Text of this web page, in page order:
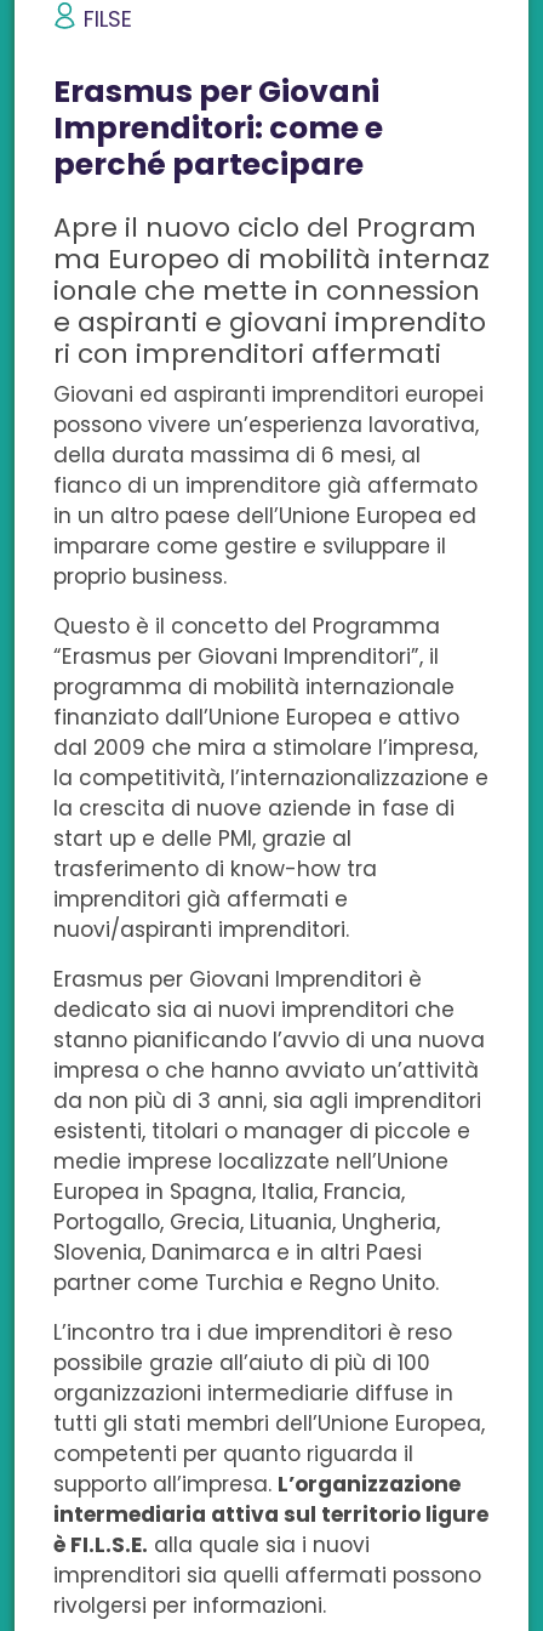
d
i
u
F
a
c
e
b
o
o
k
d
i
u
L
i
n
k
e
d
i
n
d
i
u
T
w
i
t
t
e
d
i
u
W
h
a
t
s
a
p
d
i
o
n
e
m
a
i
l
FILSE
Erasmus per Giovani
Imprenditori: come e
perché partecipare
Apre il nuovo ciclo del Program
ma Europeo di mobilità internaz
ionale che mette in connession
e aspiranti e giovani imprendito
ri con imprenditori affermati
Giovani ed aspiranti imprenditori europei
possono vivere un’esperienza lavorativa,
della durata massima di 6 mesi, al
fianco di un imprenditore già affermato
in un altro paese dell’Unione Europea ed
imparare come gestire e sviluppare il
proprio business.
Questo è il concetto del Programma
“Erasmus per Giovani Imprenditori”, il
programma di mobilità internazionale
finanziato dall’Unione Europea e attivo
dal 2009 che mira a stimolare l’impresa,
la competitività, l’internazionalizzazione e
la crescita di nuove aziende in fase di
start up e delle PMI, grazie al
trasferimento di know-how tra
imprenditori già affermati e
nuovi/aspiranti imprenditori.
Erasmus per Giovani Imprenditori è
dedicato sia ai nuovi imprenditori che
stanno pianificando l’avvio di una nuova
impresa o che hanno avviato un’attività
da non più di 3 anni, sia agli imprenditori
esistenti, titolari o manager di piccole e
medie imprese localizzate nell’Unione
Europea in Spagna, Italia, Francia,
Portogallo, Grecia, Lituania, Ungheria,
Slovenia, Danimarca e in altri Paesi
partner come Turchia e Regno Unito.
L’incontro tra i due imprenditori è reso
possibile grazie all’aiuto di più di 100
organizzazioni intermediarie diffuse in
tutti gli stati membri dell’Unione Europea,
competenti per quanto riguarda il
supporto all’impresa. L’organizzazione
intermediaria attiva sul territorio ligure
è FI.L.S.E. alla quale sia i nuovi
imprenditori sia quelli affermati possono
rivolgersi per informazioni.